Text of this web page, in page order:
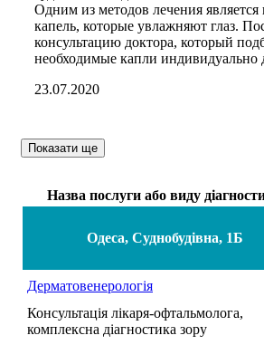
Одним из методов лечения
капель, которые увлажняют глаз.
консультацию доктора, который
необходимые капли индивидуально
23.07.2020
Показати ще
Назва послуги або виду
Одеса, Суднобудівна, 1Б
Дерматовенерологія
Консультація лікаря-офтальмолога,
комплексна діагностика зору